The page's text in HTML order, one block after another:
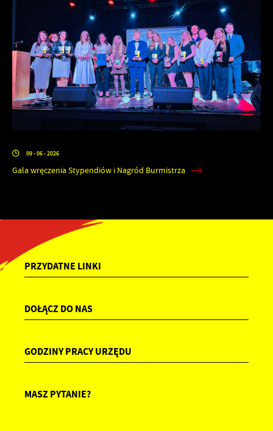
09 - 06 - 2026
Gala wręczenia Stypendiów i Nagród Burmistrza
PRZYDATNE LINKI
DOŁĄCZ DO NAS
GODZINY PRACY URZĘDU
MASZ PYTANIE?